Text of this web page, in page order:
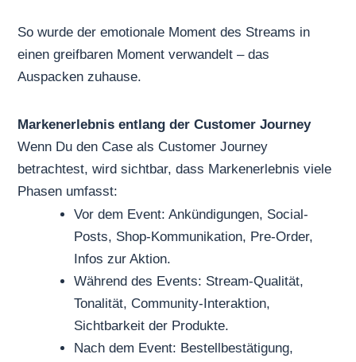
So wurde der emotionale Moment des Streams in
einen greifbaren Moment verwandelt – das
Auspacken zuhause.
Markenerlebnis entlang der Customer Journey
Wenn Du den Case als Customer Journey
betrachtest, wird sichtbar, dass Markenerlebnis viele
Phasen umfasst:
Vor dem Event: Ankündigungen, Social-
Posts, Shop-Kommunikation, Pre-Order,
Infos zur Aktion.
Während des Events: Stream-Qualität,
Tonalität, Community-Interaktion,
Sichtbarkeit der Produkte.
Nach dem Event: Bestellbestätigung,